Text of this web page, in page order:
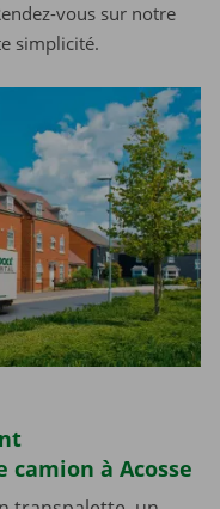
vous sur notre
simplicité.
à Acosse